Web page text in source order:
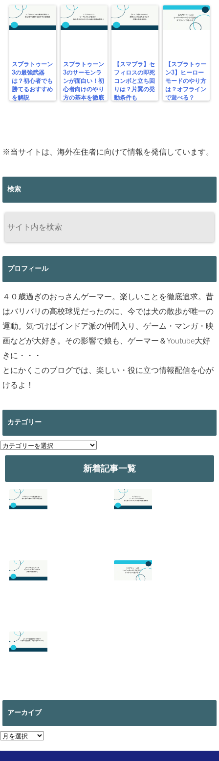
スプラトゥーン
3の最強武器
は？初心者でも
勝てるおすすめ
を解説
スプラトゥーン
3のサーモンラ
ンが面白い！初
心者向けのやり
方の基本を徹底
【スマブラ】セ
フィロスの即死
コンボと立ち回
りは？片翼の発
動条件も
【スプラトゥー
ン3】ヒーロー
モードのやり方
は？オフライン
で遊べる？
※当サイトは、海外在住者に向けて情報を発信しています。
検索
プロフィール
４０歳過ぎのおっさんゲーマー。楽しいことを徹底追求。昔
はバリバリの高校球児だったのに、今では犬の散歩が唯一の
運動。気づけばインドア派の仲間入り、ゲーム・マンガ・映
画などが大好き。その影響で娘も、ゲーマー＆Youtube大好
きに・・・
とにかくこのブログでは、楽しい・役に立つ情報配信を心が
けるよ！
カテゴリー
カ
テ
新着記事一覧
心者でも勝てるお
すすめを解説
2026.07.19
面白い！初心者向
けのやり方の基本
を徹底解説！
ボと立ち回りは？
片翼の発動条件も
2026.06.09
い道についても
アーカイブ
ア